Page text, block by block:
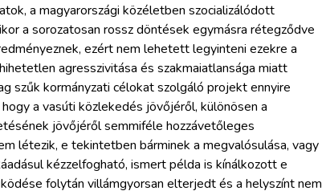
a magyarországi közéletben szocializálódott
a sorozatosan rossz döntések egymásra rétegződve
ezért nem lehetett legyinteni ezekre a
agresszivitása és szakmaiatlansága miatt
szűk kormányzati célokat szolgáló projekt ennyire
a vasúti közlekedés jövőjéről, különösen a
jövőjéről semmiféle hozzávetőleges
létezik, e tekintetben bárminek a megvalósulása, vagy
kézzelfogható, ismert példa is kínálkozott e
folytán villámgyorsan elterjedt és a helyszínt nem